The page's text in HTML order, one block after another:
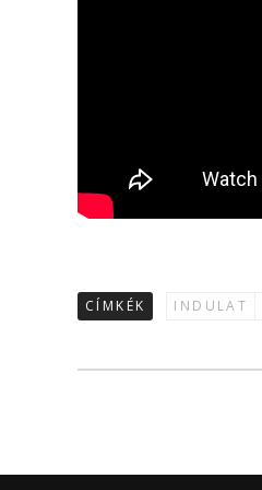
CÍMKÉK INDULAT